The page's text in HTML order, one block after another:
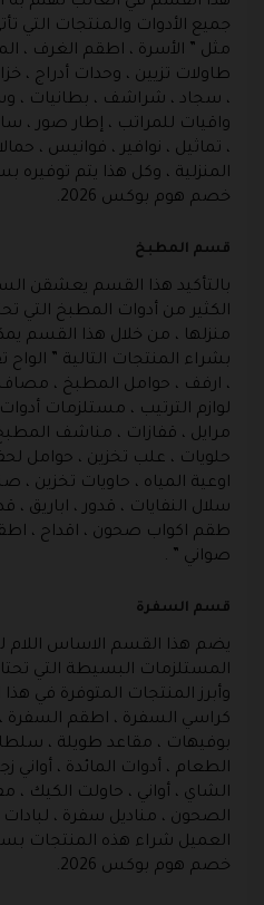
جميع الأدوات والمنتجات التي
مثل ” الأسرة ، اطقم الغرف ،
طاولات تزيين ، وحدات أدراج ،
، سجاد ، شراشف ، بطانيات ،
واقيات للمراتب ، إطار صور ،
، تماثيل ، نوافير ، فوانيس ،
المنزلية ، وكل هذا يتم
خصم هوم بوكس 2026.
قسم المطبخ
بالتأكيد هذا القسم يعشقن
الكثير من أدوات المطبخ التي
منزلها ، من خلال هذا القسم
بشراء المنتجات التالية ”
، ارفف ، حوامل المطبخ ،
لوازم الترتيب ، مستلزمات
مرايل ، قفازات ، مناشف
حلويات ، علب تخزين ، حوامل
اوعية المياه ، حاويات تخزين ،
سلال النفايات ، قدور ، اباريق ،
طقم اكواب صحون ، اقداح ،
صواني ” .
قسم السفرة
يضم هذا القسم الاساس اللام
المستلزمات البسيطة التي
وأبرز المنتجات المتوفرة في
كراسي السفرة ، اطقم السفرة
بوفيهات ، مقاعد طويلة ،
الطعام ، أدوات المائدة ، أواني
الشاي ، أواني ، حاولت الكيك ،
الصحون ، مناديل سفرة ،
العميل شراء هذه المنتجات
خصم هوم بوكس 2026.